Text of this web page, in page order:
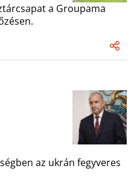
a Groupama
az ukrán fegyveres